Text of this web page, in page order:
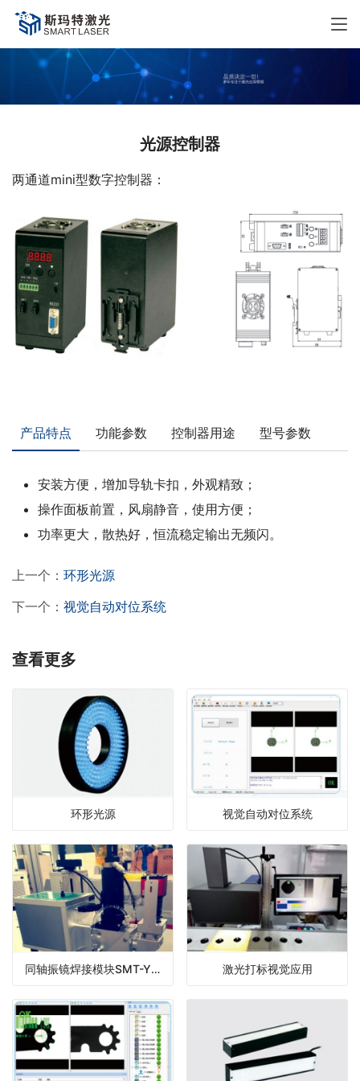
光源控制器
两通道mini型数字控制器：
产品特点 功能参数 控制器用途 型号参数
安装方便，增加导轨卡扣，外观精致；
操作面板前置，风扇静音，使用方便；
功率更大，散热好，恒流稳定输出无频闪。
上一个： 环形光源
下一个： 视觉自动对位系统
查看更多
环形光源 视觉自动对位系统
同轴振镜焊接模块SMT-Y80系列 激光打标视觉应用